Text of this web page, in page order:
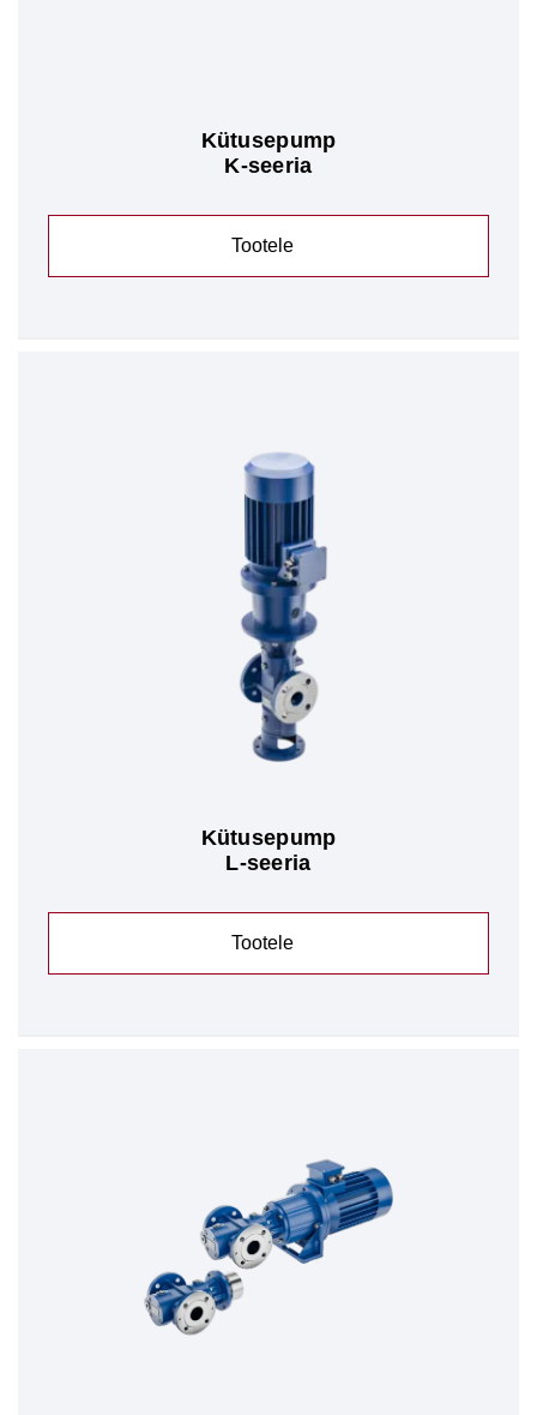
Kütusepump
K-seeria
Tootele
Kütusepump
L-seeria
Tootele